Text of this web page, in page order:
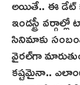
అయితే.. ఈ డేట్
ఇండస్ట్రీ
సినిమాకు
వైరల్‌గా
కష్టమైనా..